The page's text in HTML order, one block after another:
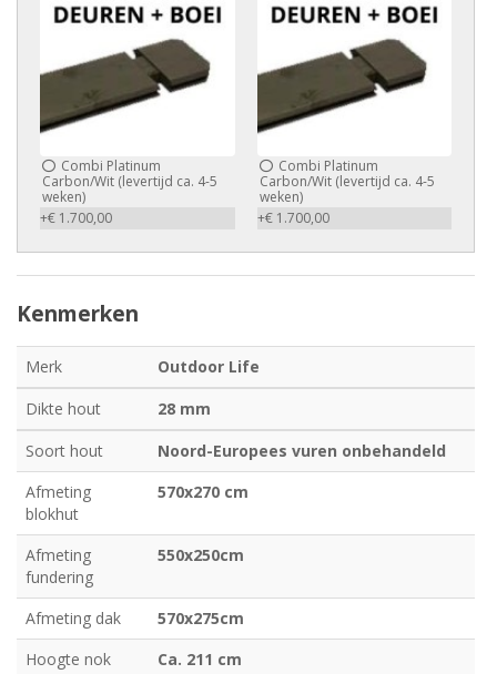
Combi Platinum
Carbon/Wit (levertijd ca. 4-5
weken)
+€ 1.700,00
Combi Platinum
Carbon/Wit (levertijd ca. 4-5
weken)
+€ 1.700,00
Kenmerken
Merk
Outdoor Life
Dikte hout
28 mm
Soort hout
Noord-Europees vuren onbehandeld
Afmeting
blokhut
570x270 cm
Afmeting
fundering
550x250cm
Afmeting dak
570x275cm
Hoogte nok
Ca. 211 cm